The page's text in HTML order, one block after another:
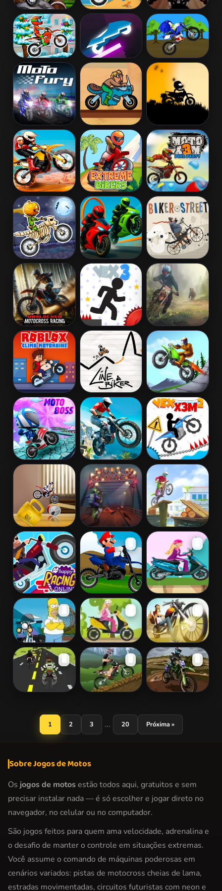
Bike Mania Moto X3M Highway Rider
Extreme
Moto XM
Winter
Neon Biker Cross Sonic
Race
Moto Fury Trial Rush Super Stickman
Biker
Moto Beach
Ride
Extreme Bikers Moto X3M Pool
Party
Moto X3M
Spooky Land
Crazy Bike
Stunts PvP
Biker Street
Unblocked
Motocross
Racing
Vex X3M Moto Maniac 3
Roblox Climb
Motorbike
Line Biker Bike Racing
Moto Boss Trial Xtreme Vex X3M 2
Bike Mania 4
Micro Office
Moto Maniac 2 Moto Maniac
Happy Racing
Online
Mario
Motorcross
Barbie Ride
The Ball of
Death
Barbie School
Rush
Stunt Guy -
Tricky Rider
1 2 3 ... 20 Próxima »
Sobre Jogos de Motos
Os jogos de motosestão todos aqui, gratuitos e sem
precisar instalar nada — é só escolher e jogar direto no
navegador, no celular ou no computador.
São jogos feitos para quem ama velocidade, adrenalina e
o desafio de manter o controle em situações extremas.
Você assume o comando de máquinas poderosas em
cenários variados: pistas de motocross cheias de lama,
estradas movimentadas, circuitos futuristas com neon e